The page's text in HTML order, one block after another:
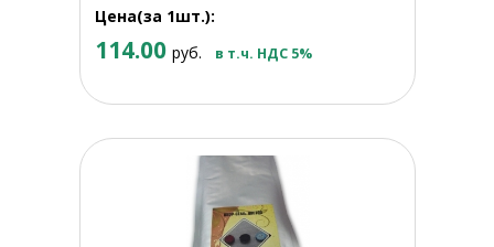
Цена(за 1шт.):
114.00 руб. в т.ч. НДС 5%